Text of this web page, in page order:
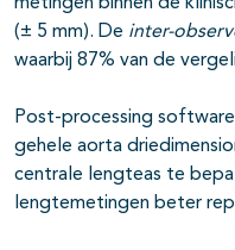
(± 5 mm). De inter-
waarbij 87% van de
Post-processing
gehele aorta
centrale lengteas te
lengtemetingen beter